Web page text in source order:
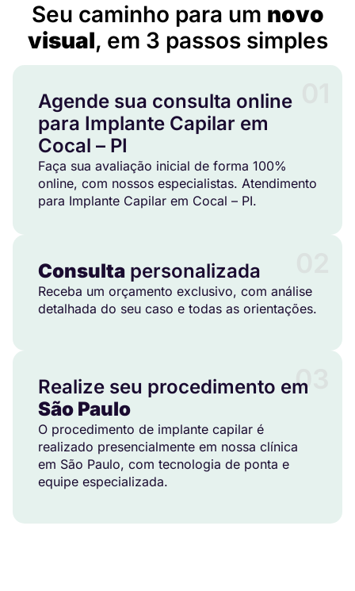
Seu caminho para um novo
visual, em 3 passos simples
Agende sua consulta online
para Implante Capilar em
Cocal – PI
Faça sua avaliação inicial de forma 100%
online, com nossos especialistas. Atendimento
para Implante Capilar em Cocal – PI.
Consulta personalizada
Receba um orçamento exclusivo, com análise
detalhada do seu caso e todas as orientações.
03
Realize seu procedimento em
São Paulo
O procedimento de implante capilar é
realizado presencialmente em nossa clínica
em São Paulo, com tecnologia de ponta e
equipe especializada.